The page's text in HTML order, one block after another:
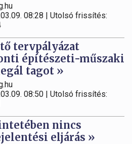
08:28 | Utolsó frissítés:
tervpályázat
építészeti-műszaki
tagot »
08:50 | Utolsó frissítés:
nincs
eljárás »